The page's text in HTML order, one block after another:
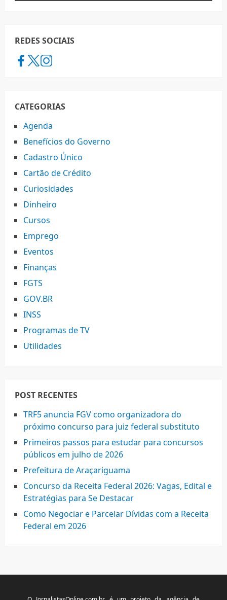
REDES SOCIAIS
CATEGORIAS
Agenda
Benefícios do Governo
Cadastro Único
Cartão de Crédito
Curiosidades
Dinheiro
Cursos
Emprego
Eventos
Finanças
FGTS
GOV.BR
INSS
Programas de TV
Utilidades
POST RECENTES
TRF5 anuncia FGV como organizadora do
próximo concurso para juiz federal substituto
Primeiros passos para estudar para concursos
públicos em julho de 2026
Prefeitura de Araçariguama
Concurso da Receita Federal 2026: Vagas, Edital e
Estratégias para Se Destacar
Como Negociar e Parcelar Dívidas com a Receita
Federal em 2026